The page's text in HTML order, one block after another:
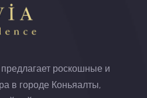
роскошные и
в городе Коньяалты,